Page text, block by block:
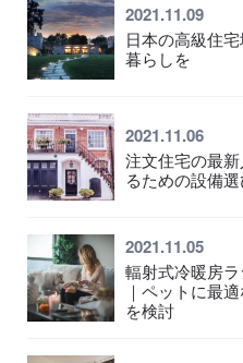
2021.11.09
日本の高級住
暮らしを
2021.11.06
注文住宅の最
るための設備
2021.11.05
輻射式冷暖房
｜ペットに最
を検討